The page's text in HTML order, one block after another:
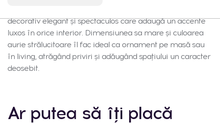
decorativ elegant și spectaculos care adaugă un accente
luxos în orice interior. Dimensiunea sa mare și culoarea
aurie strălucitoare îl fac ideal ca ornament pe masă sau
în living, atrăgând priviri și adăugând spațiului un caracter
deosebit.
Ar putea să îți placă